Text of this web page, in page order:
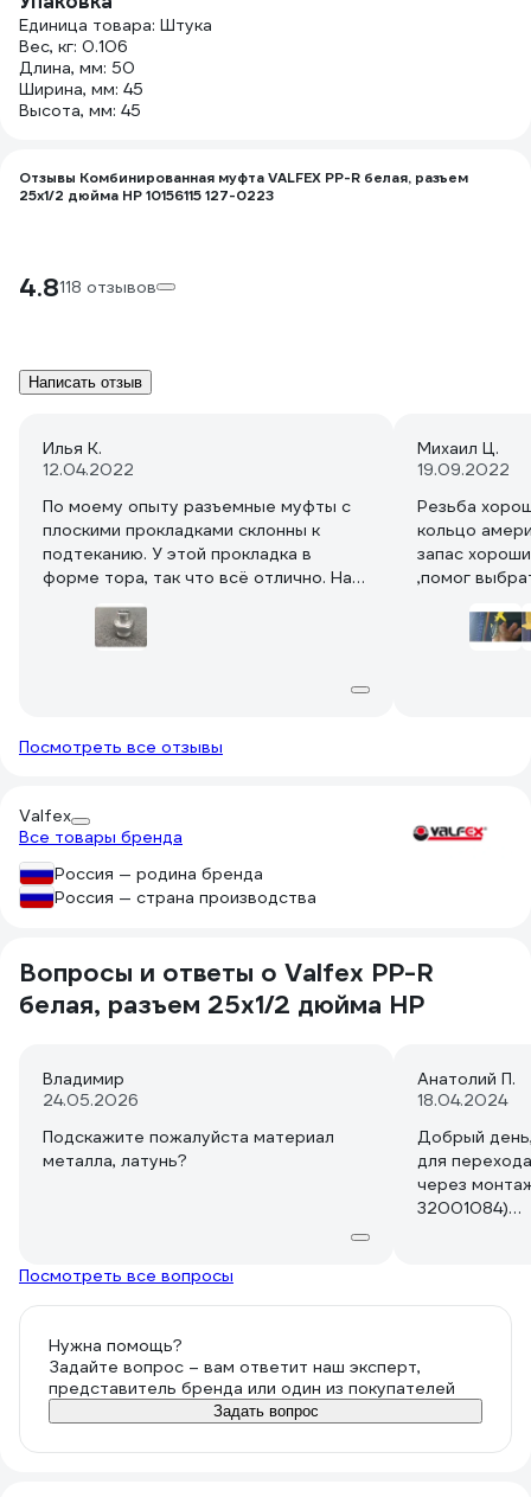
Единица товара: Штука
Вес, кг: 0.106
Длина, мм: 50
Ширина, мм: 45
Высота, мм: 45
Отзывы Комбинированная муфта VALFEX PP-R белая, разъем
25х1/2 дюйма НР 10156115 127-0223
4.8118 отзывов
Написать отзыв
Илья К.
12.04.2022
По моему опыту разъемные муфты с
плоскими прокладками склонны к
подтеканию. У этой прокладка в
форме тора, так что всё отлично. На
же ценового сегмента ( Код товара:
19764700 ). К использованию
Михаил Ц.
19.09.2022
Резьба
кольцо
запас
,помог
Посмотреть все отзывы
Valfex
Все товары бренда
Россия — родина бренда
Россия — страна производства
Вопросы и ответы о Valfex PP-R
белая, разъем 25х1/2 дюйма НР
Владимир
24.05.2026
Подскажите пожалуйста материал
металла, латунь?
Анатолий П.
18.04.2024
Добрый
для
через
32001084)
12778312/
Посмотреть все вопросы
Нужна помощь?
Задайте вопрос – вам ответит наш эксперт,
представитель бренда или один из покупателей
Задать вопрос